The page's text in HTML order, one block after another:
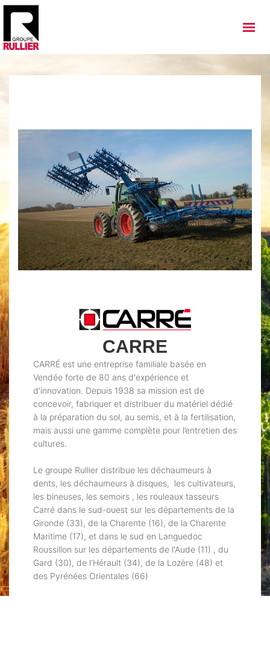
CARRE
CARRÉ est une entreprise familiale basée en
Vendée forte de 80 ans d'expérience et
d'innovation. Depuis 1938 sa mission est de
concevoir, fabriquer et distribuer du matériel dédié
à la préparation du sol, au semis, et à la fertilisation,
mais aussi une gamme complète pour l’entretien des
cultures.
Le groupe Rullier distribue les déchaumeurs à
dents, les déchaumeurs à disques, les cultivateurs,
les bineuses, les semoirs , les rouleaux tasseurs
Carré dans le sud-ouest sur les départements de la
Gironde (33), de la Charente (16), de la Charente
Maritime (17), et dans le sud en Languedoc
Roussillon sur les départements de l'Aude (11) , du
Gard (30), de l'Hérault (34), de la Lozère (48) et
des Pyrénées Orientales (66)